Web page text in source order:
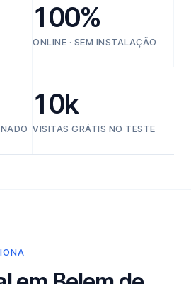
100%
ONLINE · SEM INSTALAÇÃO
10k
VISITAS GRÁTIS NO TESTE